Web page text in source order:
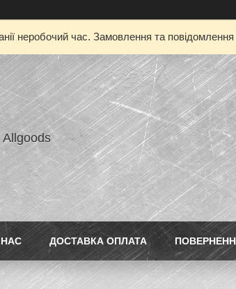
неробочий час. Замовлення та
Allgoods
ДОСТАВКА ОПЛАТА